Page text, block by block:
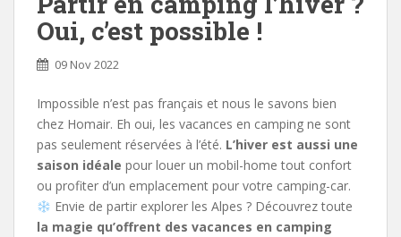
Oui, c’est possible !
09 Nov 2022
Impossible n’est pas français et nous le savons bien
chez Homair. Eh oui, les vacances en camping ne sont
pas seulement réservées à l’été. L’hiver est aussi une
saison idéale pour louer un mobil-home tout confort
ou profiter d’un emplacement pour votre camping-car.
Envie de partir explorer les Alpes ? Découvrez toute
la magie qu’offrent des vacances en camping